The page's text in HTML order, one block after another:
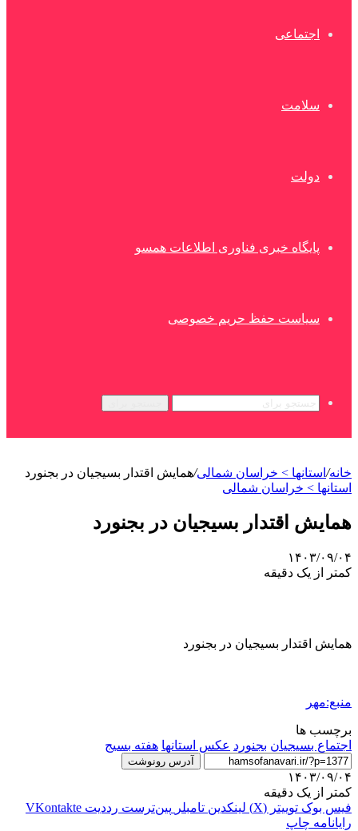
اجتماعی
سلامت
دولت
پایگاه خبری فناوری اطلاعات همسو
سیاست حفظ حریم خصوصی
خانه/ استانها > خراسان شمالی/همایش اقتدار بسیجیان در بجنورد
استانها > خراسان شمالی
همایش اقتدار بسیجیان در بجنورد
۱۴۰۳/۰۹/۰۴
کمتر از یک دقیقه
همایش اقتدار بسیجیان در بجنورد
منبع:مهر
برچسب ها
اجتماع بسیجیان بجنورد عکس استانها هفته بسیج
آدرس رونوشت
۱۴۰۳/۰۹/۰۴
کمتر از یک دقیقه
فیس بوک توییتر (X) لینکدین ‫تامبلر ‫پین‌ترست ‫رددیت ‫VKontakte
رایانامه چاپ